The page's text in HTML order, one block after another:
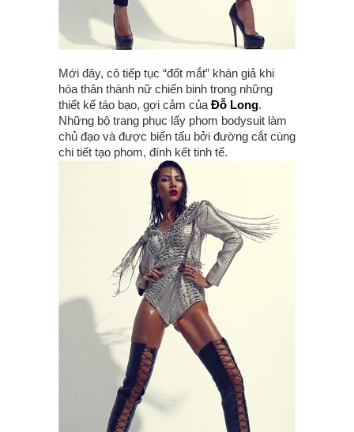
Mới đây, cô tiếp tục “đốt mắt” khán giả khi
hóa thân thành nữ chiến binh trong những
thiết kế táo bạo, gợi cảm của Đỗ Long.
Những bộ trang phục lấy phom bodysuit làm
chủ đạo và được biến tấu bởi đường cắt cùng
chi tiết tạo phom, đính kết tinh tế.